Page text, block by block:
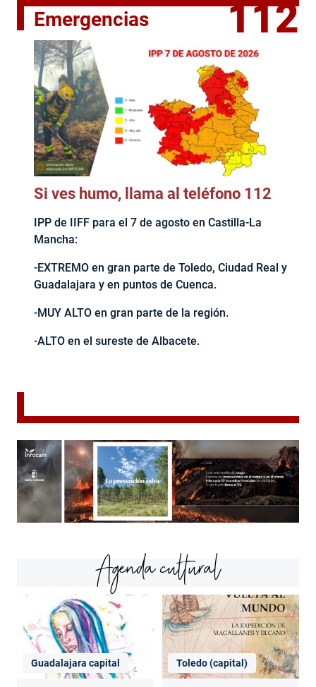
Emergencias 112
Si ves humo, llama al teléfono 112
IPP de IIFF para el 7 de agosto en Castilla-La
Mancha:
-EXTREMO en gran parte de Toledo, Ciudad Real y
Guadalajara y en puntos de Cuenca.
-MUY ALTO en gran parte de la región.
-ALTO en el sureste de Albacete.
Agenda cultural
Guadalajara capital Toledo (capital)